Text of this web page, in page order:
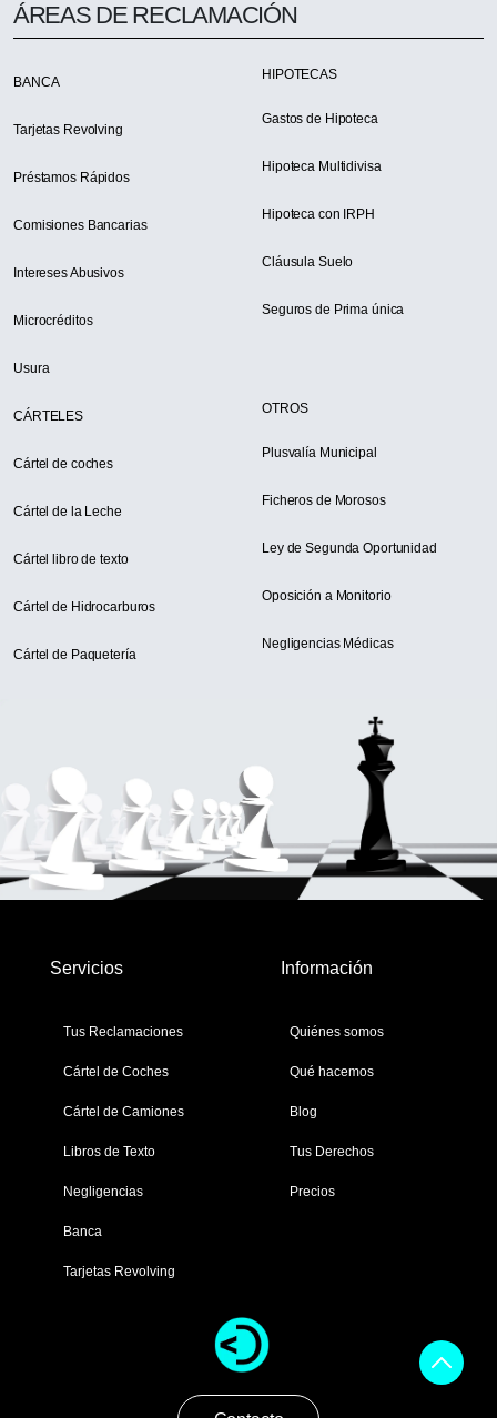
ÁREAS DE RECLAMACIÓN
BANCA
Tarjetas Revolving
Préstamos Rápidos
Comisiones Bancarias
Intereses Abusivos
Microcréditos
Usura
HIPOTECAS
Gastos de Hipoteca
Hipoteca Multidivisa
Hipoteca con IRPH
Cláusula Suelo
Seguros de Prima única
CÁRTELES
Cártel de coches
Cártel de la Leche
Cártel libro de texto
Cártel de Hidrocarburos
Cártel de Paquetería
OTROS
Plusvalía Municipal
Ficheros de Morosos
Ley de Segunda Oportunidad
Oposición a Monitorio
Negligencias Médicas
Servicios
Tus Reclamaciones
Cártel de Coches
Cártel de Camiones
Libros de Texto
Negligencias
Banca
Tarjetas Revolving
Información
Quiénes somos
Qué hacemos
Blog
Tus Derechos
Precios